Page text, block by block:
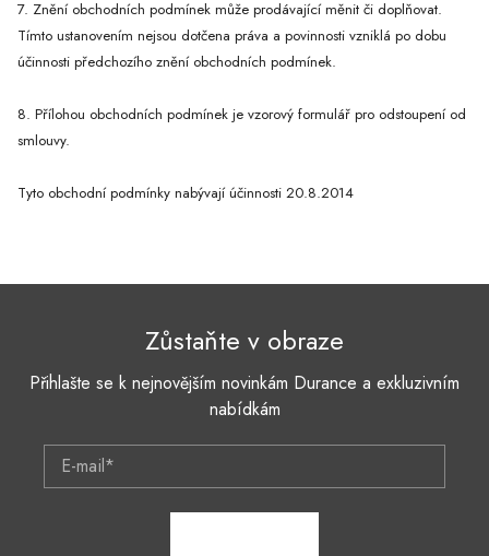
7. Znění obchodních podmínek může prodávající měnit či doplňovat.
Tímto ustanovením nejsou dotčena práva a povinnosti vzniklá po dobu
účinnosti předchozího znění obchodních podmínek.
8. Přílohou obchodních podmínek je vzorový formulář pro odstoupení od
smlouvy.
Tyto obchodní podmínky nabývají účinnosti 20.8.2014
Zůstaňte v obraze
Přihlašte se k nejnovějším novinkám Durance a exkluzivním
nabídkám
E-mail*